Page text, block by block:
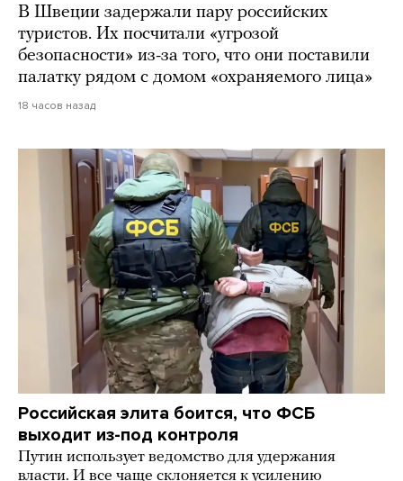
В Швеции задержали пару российских
туристов. Их посчитали «угрозой
безопасности» из-за того, что они поставили
палатку рядом с домом «охраняемого лица»
18 часов назад
Российская элита боится, что ФСБ
выходит из-под контроля
Путин использует ведомство для удержания
власти. И все чаще склоняется к усилению